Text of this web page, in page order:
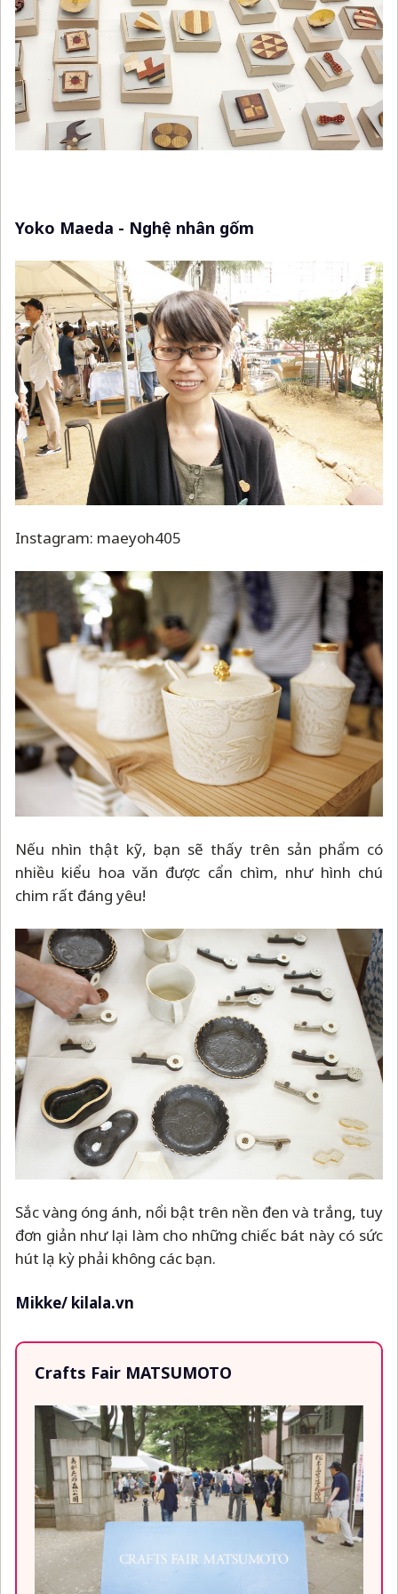
Yoko Maeda - Nghệ nhân gốm
Instagram: maeyoh405
Nếu nhìn thật kỹ, bạn sẽ thấy trên sản phẩm có
nhiều kiểu hoa văn được cẩn chìm, như hình chú
chim rất đáng yêu!
Sắc vàng óng ánh, nổi bật trên nền đen và trắng, tuy
đơn giản như lại làm cho những chiếc bát này có sức
hút lạ kỳ phải không các bạn.
Mikke/ kilala.vn
Crafts Fair MATSUMOTO